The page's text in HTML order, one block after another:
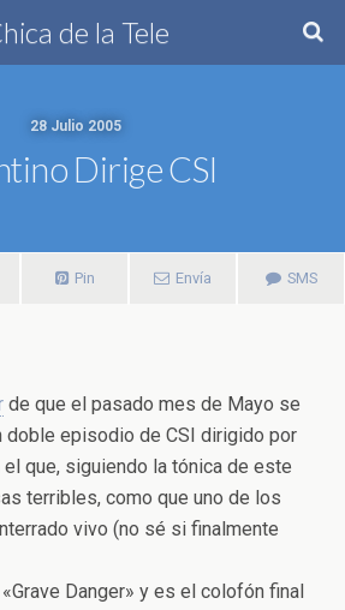
de la Tele
28 Julio 2005
Dirige CSI
Pin Envía SMS
de que el pasado mes de Mayo se
doble episodio de CSI dirigido por
el que, siguiendo la tónica de este
terribles, como que uno de los
vivo (no sé si finalmente
Danger» y es el colofón final